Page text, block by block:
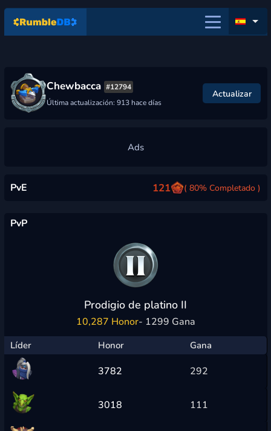
Chewbacca #12794
Última actualización: 913 hace días
Actualizar
PvE 121 ( 80% Completado )
PvP
Prodigio de platino II
10,287 Honor- 1299 Gana
Líder Honor Gana
3782 292
3018 111